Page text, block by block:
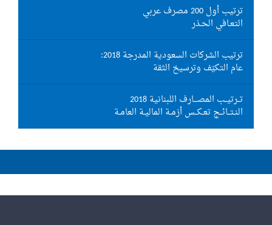
ترتيب أول 200 مصرف عربي
التعـافي الحـذر
ترتيب الشركات السعودية المدرجة 2018:
عام التكيّف وترسيخ الثقة
تــرتيــب المصـــارف اللبنانية 2018
النـتــائــج تعـكــس أزمـة الماليـة العامـة